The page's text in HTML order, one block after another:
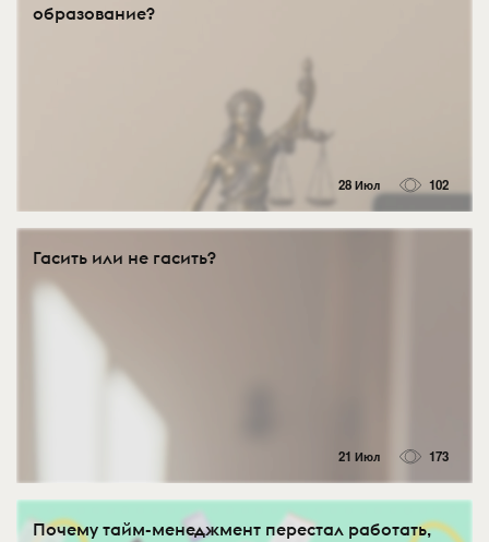
образование?
28 Июл 102
Гасить или не гасить?
21 Июл 173
Почему тайм-менеджмент перестал работать,